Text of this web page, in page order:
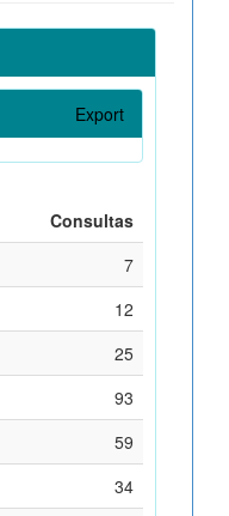
Export
Consultas
7
12
25
93
59
34